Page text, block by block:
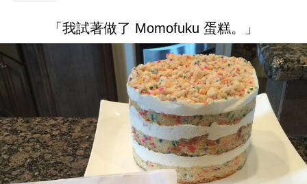
「我試著做了 Momofuku 蛋糕。」